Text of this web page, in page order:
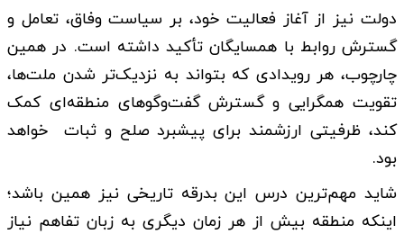
دولت نیز از آغاز فعالیت خود، بر سیاست وفاق، تعامل و
گسترش روابط با همسایگان تأکید داشته است. در همین
چارچوب، هر رویدادی که بتواند به نزدیک‌تر شدن ملت‌ها،
تقویت همگرایی و گسترش گفت‌وگوهای منطقه‌ای کمک
کند، ظرفیتی ارزشمند برای پیشبرد صلح و ثبات خواهد
بود.
شاید مهم‌ترین درس این بدرقه تاریخی نیز همین باشد؛
اینکه منطقه بیش از هر زمان دیگری به زبان تفاهم نیاز